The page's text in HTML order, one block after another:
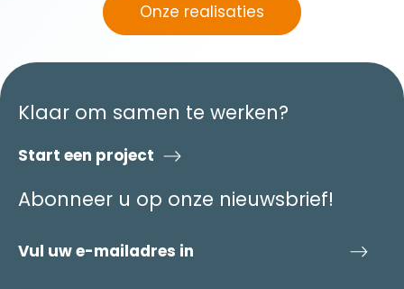
Onze realisaties
Klaar om samen te werken?
Start een project
Abonneer u op onze nieuwsbrief!